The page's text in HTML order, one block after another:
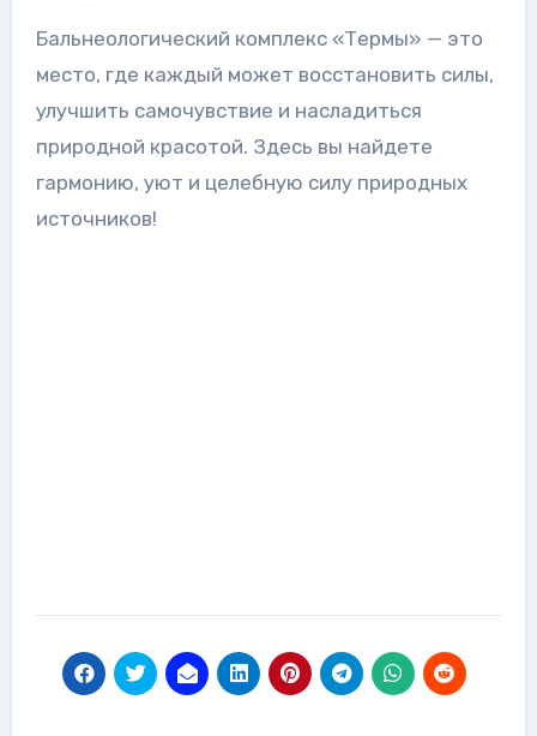
Бальнеологический комплекс «Термы» — это
место, где каждый может восстановить силы,
улучшить самочувствие и насладиться
природной красотой. Здесь вы найдете
гармонию, уют и целебную силу природных
источников!